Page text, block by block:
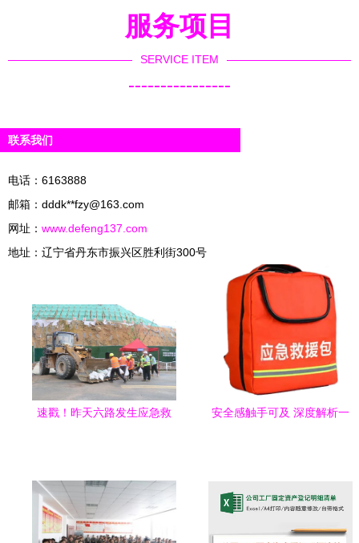
服务项目
SERVICE ITEM
----------------
联系我们
电话：6163888
邮箱：dddk**fzy@163.com
网址： www.defeng137.com
地址：辽宁省丹东市振兴区胜利街300号
速戳！昨天六路发生应急救
安全感触手可及 深度解析一